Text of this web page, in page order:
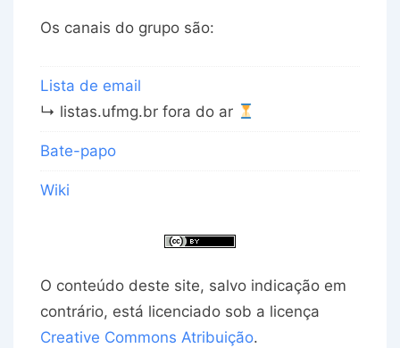
Os canais do grupo são:
Lista de email
↳ listas.ufmg.br fora do ar
Bate-papo
Wiki
O conteúdo deste site, salvo indicação em
contrário, está licenciado sob a licença
Creative Commons Atribuição.